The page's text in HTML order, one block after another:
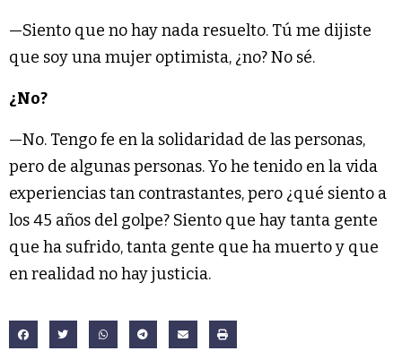
—Siento que no hay nada resuelto. Tú me dijiste
que soy una mujer optimista, ¿no? No sé.
¿No?
—No. Tengo fe en la solidaridad de las personas,
pero de algunas personas. Yo he tenido en la vida
experiencias tan contrastantes, pero ¿qué siento a
los 45 años del golpe? Siento que hay tanta gente
que ha sufrido, tanta gente que ha muerto y que
en realidad no hay justicia.